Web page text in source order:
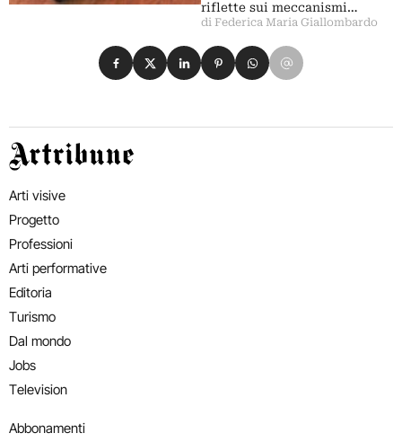
riflette sui meccanismi…
di Federica Maria Giallombardo
Condividi su Facebook
Condividi su X
Condividi su LinkedIn
Condividi su Pinterest
Condividi su WhatsApp
Condividi su Email
Artribune
Arti visive
Progetto
Professioni
Arti performative
Editoria
Turismo
Dal mondo
Jobs
Television
Abbonamenti